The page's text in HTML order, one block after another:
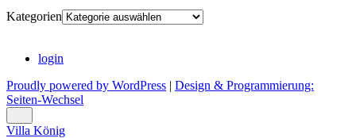
Kategorien
login
Proudly powered by WordPress | Design & Programmierung:
Seiten-Wechsel
Villa König